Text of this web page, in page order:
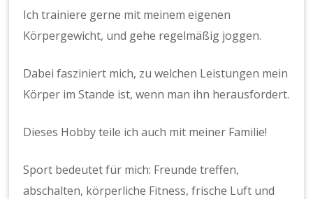
Ich trainiere gerne mit meinem eigenen
Körpergewicht, und gehe regelmäßig joggen.
Dabei fasziniert mich, zu welchen Leistungen mein
Körper im Stande ist, wenn man ihn herausfordert.
Dieses Hobby teile ich auch mit meiner Familie!
Sport bedeutet für mich: Freunde treffen,
abschalten, körperliche Fitness, frische Luft und